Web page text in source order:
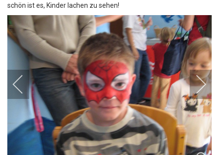
schön ist es, Kinder lachen zu sehen!